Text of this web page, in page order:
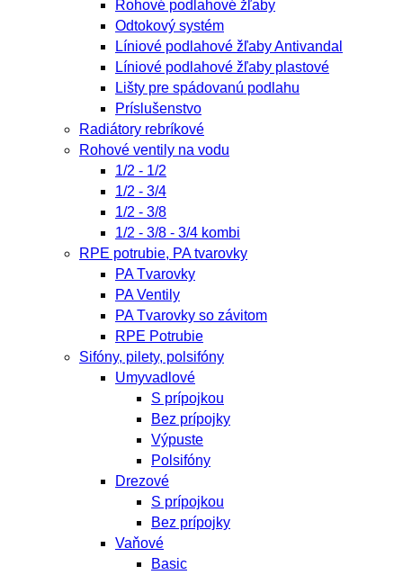
Rohové podlahové žľaby
Odtokový systém
Líniové podlahové žľaby Antivandal
Líniové podlahové žľaby plastové
Lišty pre spádovanú podlahu
Príslušenstvo
Radiátory rebríkové
Rohové ventily na vodu
1/2 - 1/2
1/2 - 3/4
1/2 - 3/8
1/2 - 3/8 - 3/4 kombi
RPE potrubie, PA tvarovky
PA Tvarovky
PA Ventily
PA Tvarovky so závitom
RPE Potrubie
Sifóny, pilety, polsifóny
Umyvadlové
S prípojkou
Bez prípojky
Výpuste
Polsifóny
Drezové
S prípojkou
Bez prípojky
Vaňové
Basic